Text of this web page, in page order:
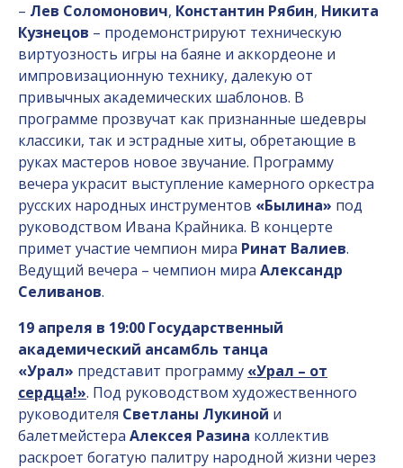
– Лев Соломонович, Константин Рябин, Никита
Кузнецов – продемонстрируют техническую
виртуозность игры на баяне и аккордеоне и
импровизационную технику, далекую от
привычных академических шаблонов. В
программе прозвучат как признанные шедевры
классики, так и эстрадные хиты, обретающие в
руках мастеров новое звучание. Программу
вечера украсит выступление камерного оркестра
русских народных инструментов «Былина» под
руководством Ивана Крайника. В концерте
примет участие чемпион мира Ринат Валиев.
Ведущий вечера – чемпион мира Александр
Селиванов.
19 апреля в 19:00 Государственный
академический ансамбль танца
«Урал» представит программу «Урал – от
сердца!». Под руководством художественного
руководителя Светланы Лукиной и
балетмейстера Алексея Разина коллектив
раскроет богатую палитру народной жизни через